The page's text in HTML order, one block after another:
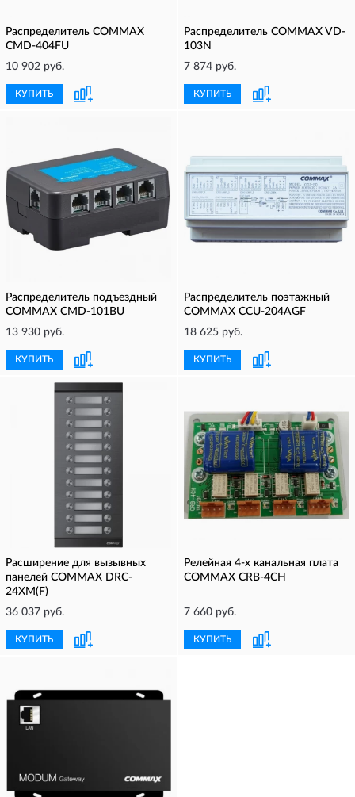
Распределитель COMMAX
CMD-404FU
10 902 руб.
КУПИТЬ
Распределитель COMMAX VD-
103N
7 874 руб.
КУПИТЬ
Распределитель подъездный
COMMAX CMD-101BU
13 930 руб.
КУПИТЬ
Распределитель поэтажный
COMMAX CCU-204AGF
18 625 руб.
КУПИТЬ
Расширение для вызывных
панелей COMMAX DRC-
24XM(F)
36 037 руб.
КУПИТЬ
Релейная 4-х канальная плата
COMMAX CRB-4CH
7 660 руб.
КУПИТЬ